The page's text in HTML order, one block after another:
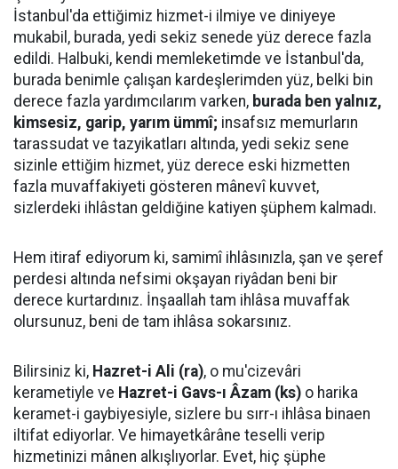
İstanbul'da ettiğimiz hizmet-i ilmiye ve diniyeye
mukabil, burada, yedi sekiz senede yüz derece fazla
edildi. Halbuki, kendi memleketimde ve İstanbul'da,
burada benimle çalışan kardeşlerimden yüz, belki bin
derece fazla yardımcılarım varken, burada ben yalnız,
kimsesiz, garip, yarım ümmî; insafsız memurların
tarassudat ve tazyikatları altında, yedi sekiz sene
sizinle ettiğim hizmet, yüz derece eski hizmetten
fazla muvaffakiyeti gösteren mânevî kuvvet,
sizlerdeki ihlâstan geldiğine katiyen şüphem kalmadı.
Hem itiraf ediyorum ki, samimî ihlâsınızla, şan ve şeref
perdesi altında nefsimi okşayan riyâdan beni bir
derece kurtardınız. İnşaallah tam ihlâsa muvaffak
olursunuz, beni de tam ihlâsa sokarsınız.
Bilirsiniz ki, Hazret-i Ali (ra), o mu'cizevâri
kerametiyle ve Hazret-i Gavs-ı Âzam (ks) o harika
keramet-i gaybiyesiyle, sizlere bu sırr-ı ihlâsa binaen
iltifat ediyorlar. Ve himayetkârâne teselli verip
hizmetinizi mânen alkışlıyorlar. Evet, hiç şüphe